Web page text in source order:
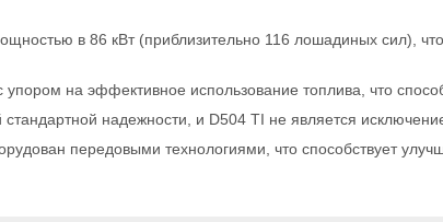
в 86 кВт (приблизительно 116 лошадиных сил),
на эффективное использование топлива, что
надежности, и D504 TI не является
передовыми технологиями, что способствует